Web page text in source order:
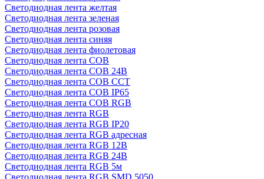
Светодиодная лента желтая
Светодиодная лента зеленая
Светодиодная лента розовая
Светодиодная лента синяя
Светодиодная лента фиолетовая
Светодиодная лента COB
Светодиодная лента COB 24В
Светодиодная лента COB CCT
Светодиодная лента COB IP65
Светодиодная лента COB RGB
Светодиодная лента RGB
Светодиодная лента RGB IP20
Светодиодная лента RGB адресная
Светодиодная лента RGB 12В
Светодиодная лента RGB 24В
Светодиодная лента RGB 5м
Светодиодная лента RGB SMD 5050